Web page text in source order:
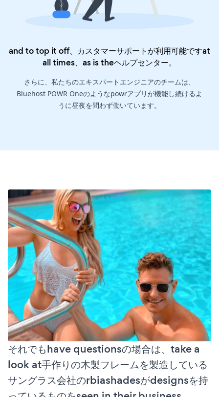
and to top it off、カスタマーサポートが利用可能ですat
all times、as is theヘルプセンター。
さらに、私たちのエキスパートエンジニアのチームは、
Bluehost POWR Oneのようなpowrアプリが機能し続けるよ
うに昼夜を問わず働いています。
それでもhave questionsの場合は、take a
look at手作りの木製フレームを製造している
サングラス会社のrbiashadesがdesignsを持